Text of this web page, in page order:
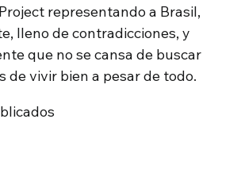
representando a Brasil,
lleno de contradicciones, y
que no se cansa de buscar
de vivir bien a pesar de todo.